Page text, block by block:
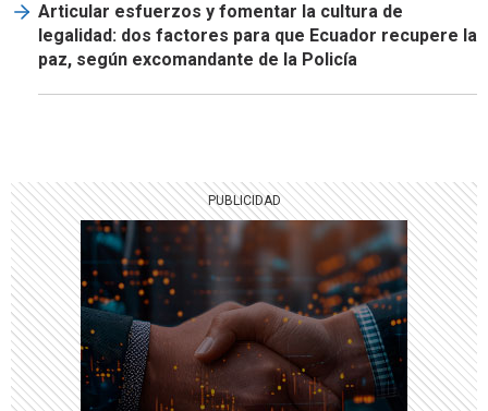
Articular esfuerzos y fomentar la cultura de
legalidad: dos factores para que Ecuador recupere la
paz, según excomandante de la Policía